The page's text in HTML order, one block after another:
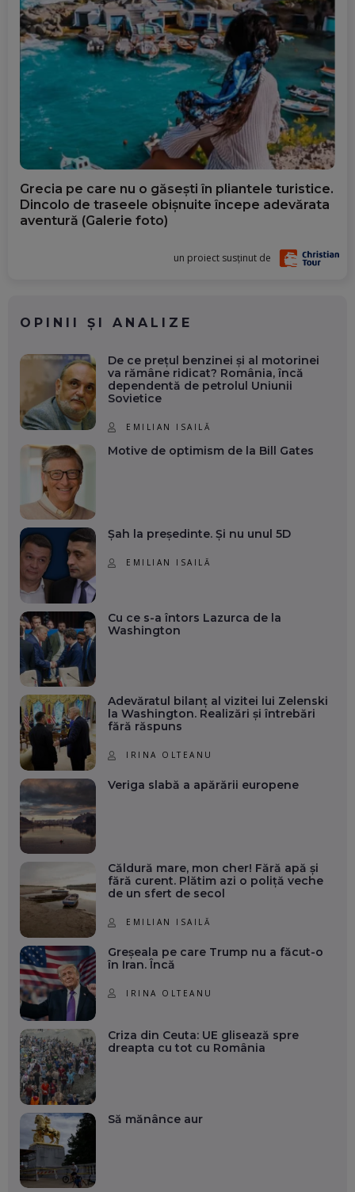
Grecia pe care nu o găsești în pliantele turistice.
Dincolo de traseele obișnuite începe adevărata
aventură (Galerie foto)
un proiect susținut de
OPINII ȘI ANALIZE
De ce prețul benzinei și al motorinei
va rămâne ridicat? România, încă
dependentă de petrolul Uniunii
Sovietice
EMILIAN ISAILĂ
Motive de optimism de la Bill Gates
Șah la președinte. Și nu unul 5D
EMILIAN ISAILĂ
Cu ce s-a întors Lazurca de la
Washington
Adevăratul bilanț al vizitei lui Zelenski
la Washington. Realizări și întrebări
fără răspuns
IRINA OLTEANU
Veriga slabă a apărării europene
Căldură mare, mon cher! Fără apă și
fără curent. Plătim azi o poliță veche
de un sfert de secol
EMILIAN ISAILĂ
Greșeala pe care Trump nu a făcut-o
în Iran. Încă
IRINA OLTEANU
Criza din Ceuta: UE glisează spre
dreapta cu tot cu România
Să mănânce aur